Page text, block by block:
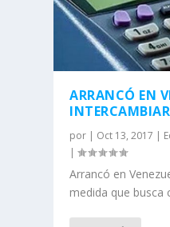
ARRANCÓ EN
por | Oct 13, 2017 |
|
Arrancó en
medida que busca